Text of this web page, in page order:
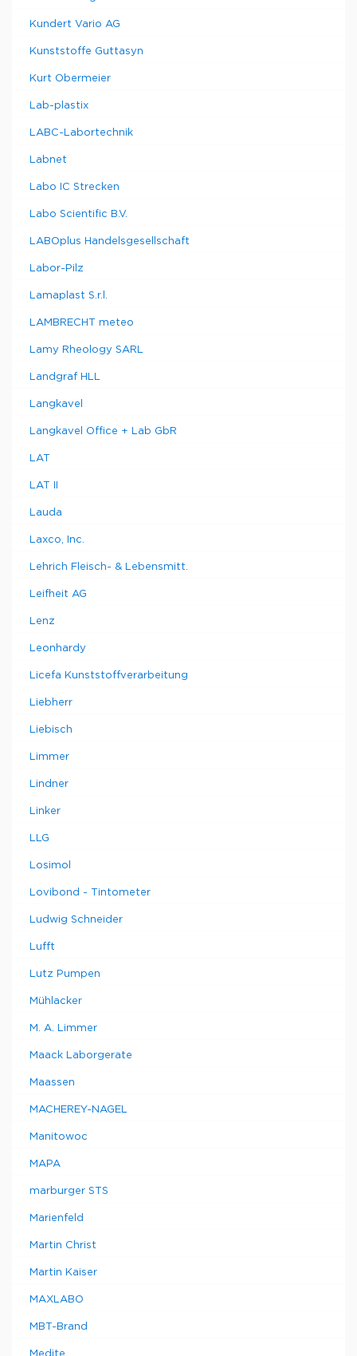
Kundert Vario AG
Kunststoffe Guttasyn
Kurt Obermeier
Lab-plastix
LABC-Labortechnik
Labnet
Labo IC Strecken
Labo Scientific B.V.
LABOplus Handelsgesellschaft
Labor-Pilz
Lamaplast S.r.l.
LAMBRECHT meteo
Lamy Rheology SARL
Landgraf HLL
Langkavel
Langkavel Office + Lab GbR
LAT
LAT II
Lauda
Laxco, Inc.
Lehrich Fleisch- & Lebensmitt.
Leifheit AG
Lenz
Leonhardy
Licefa Kunststoffverarbeitung
Liebherr
Liebisch
Limmer
Lindner
Linker
LLG
Losimol
Lovibond - Tintometer
Ludwig Schneider
Lufft
Lutz Pumpen
Mühlacker
M. A. Limmer
Maack Laborgerate
Maassen
MACHEREY-NAGEL
Manitowoc
MAPA
marburger STS
Marienfeld
Martin Christ
Martin Kaiser
MAXLABO
MBT-Brand
Medite